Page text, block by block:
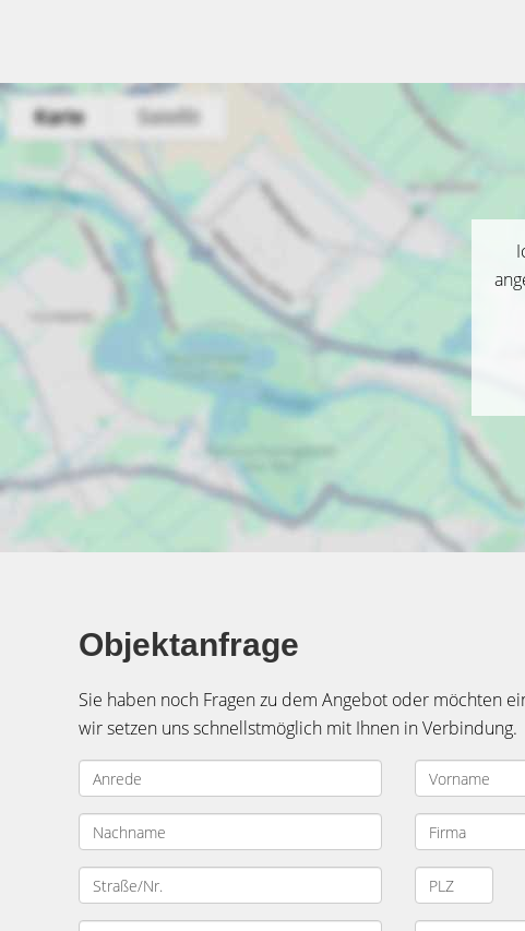
Objektanfrage
Sie haben noch Fragen zu dem Angebot oder möchten
wir setzen uns schnellstmöglich mit Ihnen in Verbindung.